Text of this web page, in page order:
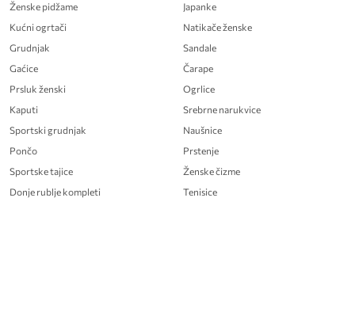
Ženske pidžame
Kućni ogrtači
Grudnjak
Gaćice
Prsluk ženski
Kaputi
Sportski grudnjak
Pončo
Sportske tajice
Donje rublje kompleti
Japanke
Natikače ženske
Sandale
Čarape
Ogrlice
Srebrne narukvice
Naušnice
Prstenje
Ženske čizme
Tenisice